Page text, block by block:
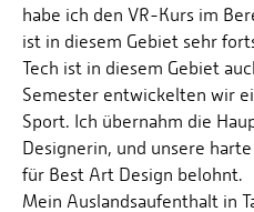
habe ich den VR-Kurs im
ist in diesem Gebiet sehr
Tech ist in diesem Gebiet
Semester entwickelten wir
Sport. Ich übernahm die
Designerin, und unsere
für Best Art Design belohnt.
Mein Auslandsaufenthalt in